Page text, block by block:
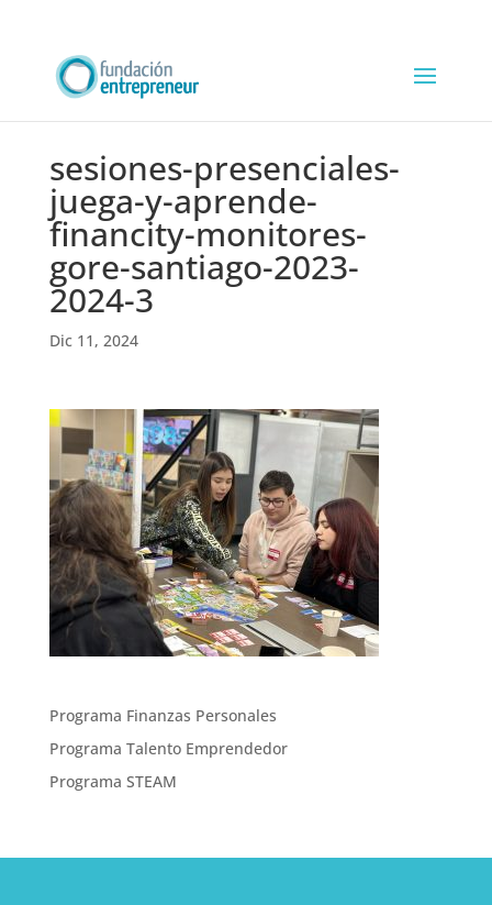
sesiones-presenciales-
juega-y-aprende-
financity-monitores-
gore-santiago-2023-
2024-3
Dic 11, 2024
Programa Finanzas Personales
Programa Talento Emprendedor
Programa STEAM